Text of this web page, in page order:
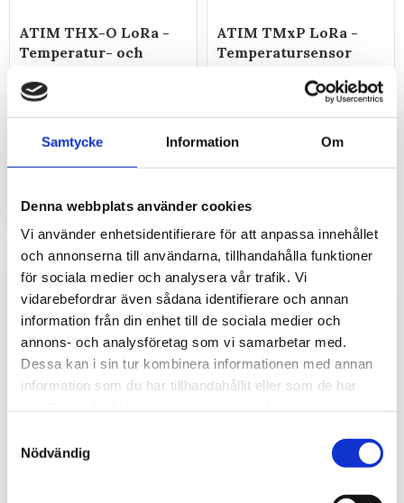
Samtycke Information Om
Denna webbplats använder cookies
Vi använder enhetsidentifierare för att anpassa innehållet
och annonserna till användarna, tillhandahålla funktioner
för sociala medier och analysera vår trafik. Vi
vidarebefordrar även sådana identifierare och annan
information från din enhet till de sociala medier och
annons- och analysföretag som vi samarbetar med.
Dessa kan i sin tur kombinera informationen med annan
information som du har tillhandahållit eller som de har
Nödvändig
ATIM THX-O LoRa -
Temperatur- och
LoRaWAN-sensor för
utomhusmätning av
över 10 års batteritid.
ATIM TMxP LoRa -
Temperatursensor
LoRaWAN-sensor för
temperaturmätning (-196°C
med lång batteritid.